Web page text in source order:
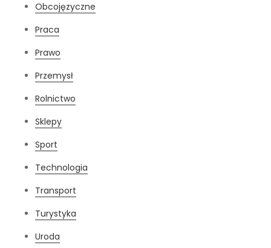
Obcojęzyczne
Praca
Prawo
Przemysł
Rolnictwo
Sklepy
Sport
Technologia
Transport
Turystyka
Uroda